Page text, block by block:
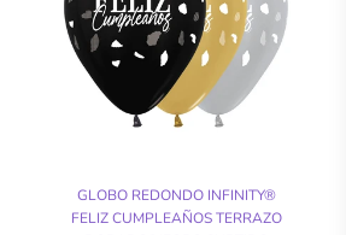
GLOBO REDONDO INFINITY®
FELIZ CUMPLEAÑOS TERRAZO